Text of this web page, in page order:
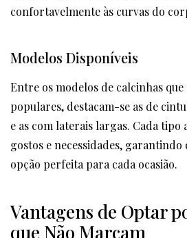
confortavelmente às curvas do
Modelos Disponíveis
Entre os modelos de calcinhas
populares, destacam-se as de
e as com laterais largas. Cada tipo
gostos e necessidades, garantindo
opção perfeita para cada ocasião.
Vantagens de Optar
que Não Marcam